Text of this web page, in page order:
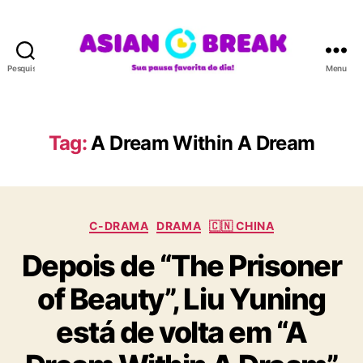
Pesquisar
A
N
R
A
Menu
Tag:A Dream Within A Dream
C
t
e
g
o
r
i
C-DRAMA DRAMA 🇨🇳 CHINA
Depois de “The Prisoner
of Beauty”, Liu Yuning
está de volta em “A